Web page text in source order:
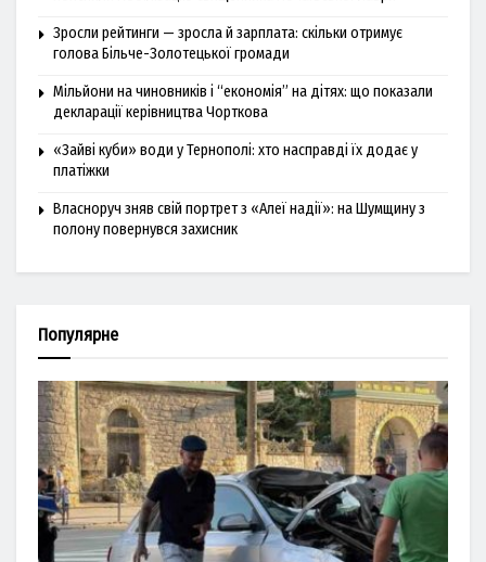
Зросли рейтинги — зросла й зарплата: скільки отримує
голова Більче-Золотецької громади
Мільйони на чиновників і “економія” на дітях: що показали
декларації керівництва Чорткова
«Зайві куби» води у Тернополі: хто насправді їх додає у
платіжки
Власноруч зняв свій портрет з «Алеї надії»: на Шумщину з
полону повернувся захисник
Популярне